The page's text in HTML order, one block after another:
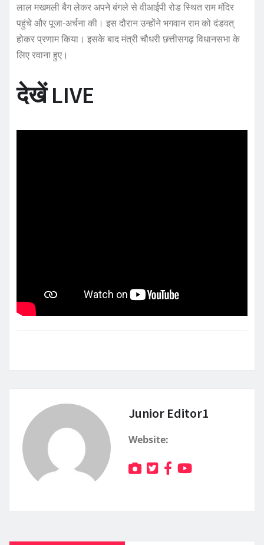
लाल मखमली बैग लेकर अपने बंगले से वीआईपी रोड स्थित राम मंदिर
पहुंचे और पूजा-अर्चना की। इस दौरान उन्होंने भगवान राम को दंडवत्
होकर प्रणाम किया। इसके बाद मंत्री चौधरी छत्तीसगढ़ विधानसभा के
लिए रवाना हुए।
देखें LIVE
Junior Editor1
Website: